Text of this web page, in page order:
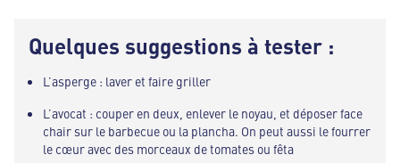
Quelques suggestions à tester :
L’asperge : laver et faire griller
L’avocat : couper en deux, enlever le noyau, et déposer face
chair sur le barbecue ou la plancha. On peut aussi le fourrer
le cœur avec des morceaux de tomates ou fêta